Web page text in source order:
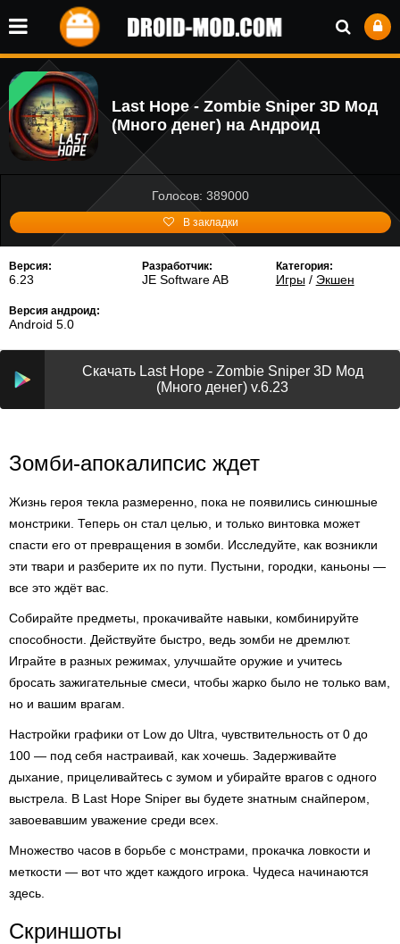
Last Hope - Zombie Sniper 3D Мод
(Много денег) на Андроид
Голосов: 389000
В закладки
Версия:
6.23
Разработчик:
JE Software AB
Категория:
Игры/ Экшен
Версия андроид:
Android 5.0
Скачать Last Hope - Zombie Sniper 3D Мод
(Много денег) v.6.23
Зомби-апокалипсис ждет
Жизнь героя текла размеренно, пока не появились синюшные
монстрики. Теперь он стал целью, и только винтовка может
спасти его от превращения в зомби. Исследуйте, как возникли
эти твари и разберите их по пути. Пустыни, городки, каньоны —
все это ждёт вас.
Собирайте предметы, прокачивайте навыки, комбинируйте
способности. Действуйте быстро, ведь зомби не дремлют.
Играйте в разных режимах, улучшайте оружие и учитесь
бросать зажигательные смеси, чтобы жарко было не только вам,
но и вашим врагам.
Настройки графики от Low до Ultra, чувствительность от 0 до
100 — под себя настраивай, как хочешь. Задерживайте
дыхание, прицеливайтесь с зумом и убирайте врагов с одного
выстрела. В Last Hope Sniper вы будете знатным снайпером,
завоевавшим уважение среди всех.
Множество часов в борьбе с монстрами, прокачка ловкости и
меткости — вот что ждет каждого игрока. Чудеса начинаются
здесь.
Скриншоты